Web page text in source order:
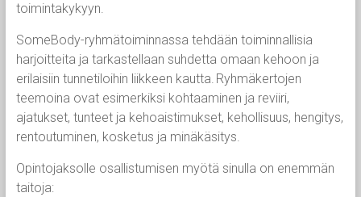
toimintakykyyn.
SomeBody-ryhmätoiminnassa tehdään toiminnallisia
harjoitteita ja tarkastellaan suhdetta omaan kehoon ja
erilaisiin tunnetiloihin liikkeen kautta. Ryhmäkertojen
teemoina ovat esimerkiksi kohtaaminen ja reviiri,
ajatukset, tunteet ja kehoaistimukset, kehollisuus, hengitys,
rentoutuminen, kosketus ja minäkäsitys.
Opintojaksolle osallistumisen myötä sinulla on enemmän
taitoja: